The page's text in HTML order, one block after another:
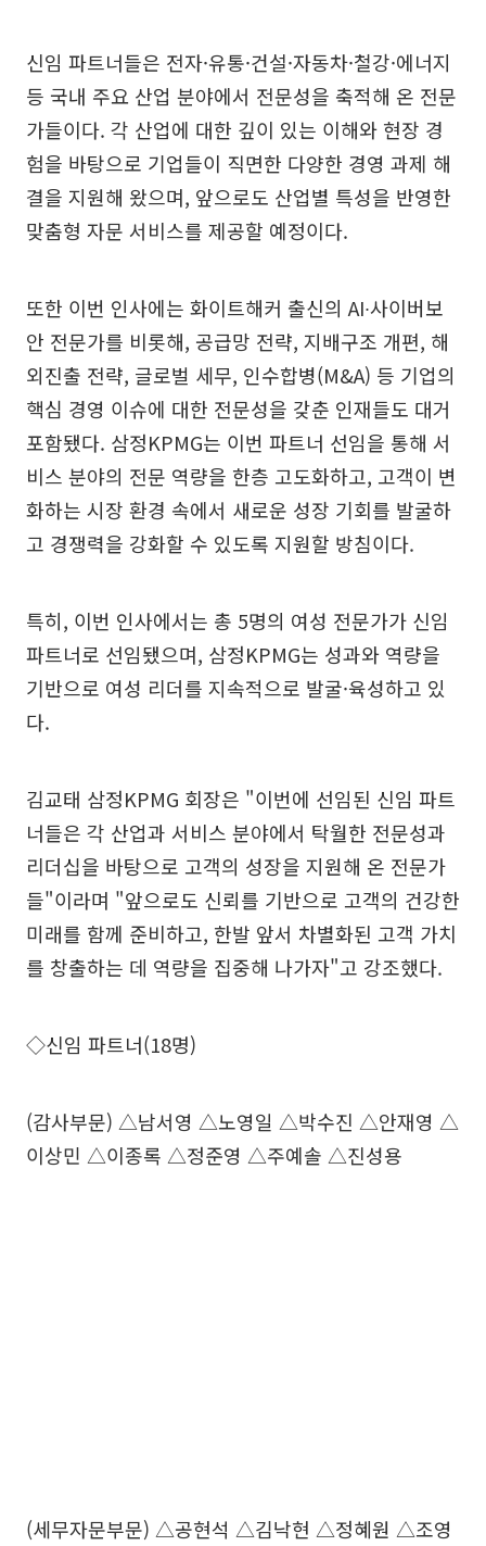
신임 파트너들은 전자·유통·건설·자동차·철강·에너지
등 국내 주요 산업 분야에서 전문성을 축적해 온 전문
가들이다. 각 산업에 대한 깊이 있는 이해와 현장 경
험을 바탕으로 기업들이 직면한 다양한 경영 과제 해
결을 지원해 왔으며, 앞으로도 산업별 특성을 반영한
맞춤형 자문 서비스를 제공할 예정이다.
또한 이번 인사에는 화이트해커 출신의 AI∙사이버보
안 전문가를 비롯해, 공급망 전략, 지배구조 개편, 해
외진출 전략, 글로벌 세무, 인수합병(M&A) 등 기업의
핵심 경영 이슈에 대한 전문성을 갖춘 인재들도 대거
포함됐다. 삼정KPMG는 이번 파트너 선임을 통해 서
비스 분야의 전문 역량을 한층 고도화하고, 고객이 변
화하는 시장 환경 속에서 새로운 성장 기회를 발굴하
고 경쟁력을 강화할 수 있도록 지원할 방침이다.
특히, 이번 인사에서는 총 5명의 여성 전문가가 신임
파트너로 선임됐으며, 삼정KPMG는 성과와 역량을
기반으로 여성 리더를 지속적으로 발굴·육성하고 있
다.
김교태 삼정KPMG 회장은 "이번에 선임된 신임 파트
너들은 각 산업과 서비스 분야에서 탁월한 전문성과
리더십을 바탕으로 고객의 성장을 지원해 온 전문가
들"이라며 "앞으로도 신뢰를 기반으로 고객의 건강한
미래를 함께 준비하고, 한발 앞서 차별화된 고객 가치
를 창출하는 데 역량을 집중해 나가자"고 강조했다.
◇신임 파트너(18명)
(감사부문) △남서영 △노영일 △박수진 △안재영 △
이상민 △이종록 △정준영 △주예솔 △진성용
(세무자문부문) △공현석 △김낙현 △정혜원 △조영